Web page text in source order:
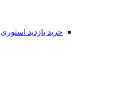
خرید بازدید استوری